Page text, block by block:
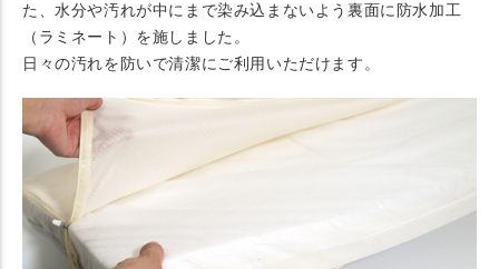
た、水分や汚れが中にまで染み込まないよう裏面に防水加工
（ラミネート）を施しました。
日々の汚れを防いで清潔にご利用いただけます。